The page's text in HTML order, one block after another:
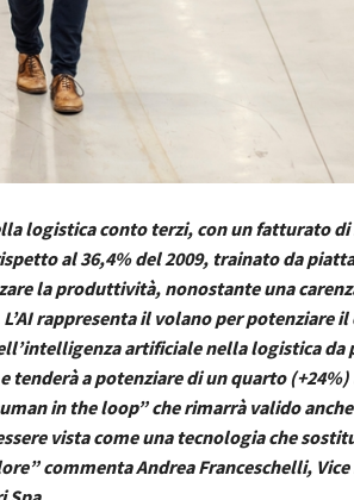
logistica conto terzi, con un fatturato di
al 36,4% del 2009, trainato da
la produttività, nonostante una
rappresenta il volano per potenziare
artificiale nella logistica
tenderà a potenziare di un quarto
in the loop” che rimarrà valido
vista come una tecnologia che
commenta Andrea Franceschelli,